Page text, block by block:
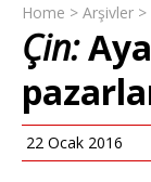
Home > Arşivler >
Çin:
22 Ocak 2016